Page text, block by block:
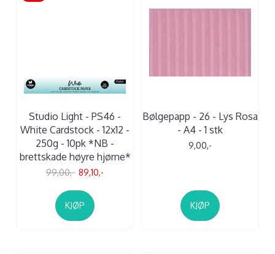
Studio Light - PS46 -
White Cardstock - 12x12 -
250g - 10pk *NB -
brettskade høyre hjørne*
99,00,- 89,10,-
KJØP
Bølgepapp - 26 - Lys Rosa
- A4 - 1 stk
9,00,-
KJØP